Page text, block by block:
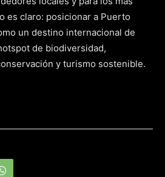
es claro: posicionar a Puerto
un destino internacional de
de biodiversidad,
y turismo sostenible.